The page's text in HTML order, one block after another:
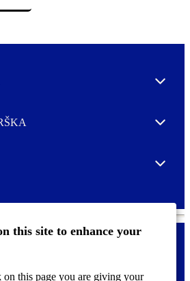
this site to enhance your
this page you are giving your
Expand
Expand
Expand
o
i tzv. Cookie obavijesti